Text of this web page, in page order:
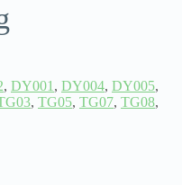
, DY001 , DY004, DY005,
, TG05, TG07, TG08,